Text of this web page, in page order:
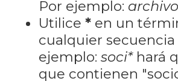
Por ejemplo: archivo
Utilice *en un
cualquier
ejemplo: soci*hará
que contienen